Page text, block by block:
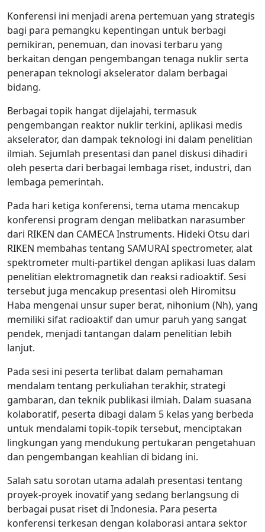
Konferensi ini menjadi arena pertemuan yang strategis
bagi para pemangku kepentingan untuk berbagi
pemikiran, penemuan, dan inovasi terbaru yang
berkaitan dengan pengembangan tenaga nuklir serta
penerapan teknologi akselerator dalam berbagai
bidang.
Berbagai topik hangat dijelajahi, termasuk
pengembangan reaktor nuklir terkini, aplikasi medis
akselerator, dan dampak teknologi ini dalam penelitian
ilmiah. Sejumlah presentasi dan panel diskusi dihadiri
oleh peserta dari berbagai lembaga riset, industri, dan
lembaga pemerintah.
Pada hari ketiga konferensi, tema utama mencakup
konferensi program dengan melibatkan narasumber
dari RIKEN dan CAMECA Instruments. Hideki Otsu dari
RIKEN membahas tentang SAMURAI spectrometer, alat
spektrometer multi-partikel dengan aplikasi luas dalam
penelitian elektromagnetik dan reaksi radioaktif. Sesi
tersebut juga mencakup presentasi oleh Hiromitsu
Haba mengenai unsur super berat, nihonium (Nh), yang
memiliki sifat radioaktif dan umur paruh yang sangat
pendek, menjadi tantangan dalam penelitian lebih
lanjut.
Pada sesi ini peserta terlibat dalam pemahaman
mendalam tentang perkuliahan terakhir, strategi
gambaran, dan teknik publikasi ilmiah. Dalam suasana
kolaboratif, peserta dibagi dalam 5 kelas yang berbeda
untuk mendalami topik-topik tersebut, menciptakan
lingkungan yang mendukung pertukaran pengetahuan
dan pengembangan keahlian di bidang ini.
Salah satu sorotan utama adalah presentasi tentang
proyek-proyek inovatif yang sedang berlangsung di
berbagai pusat riset di Indonesia. Para peserta
konferensi terkesan dengan kolaborasi antara sektor